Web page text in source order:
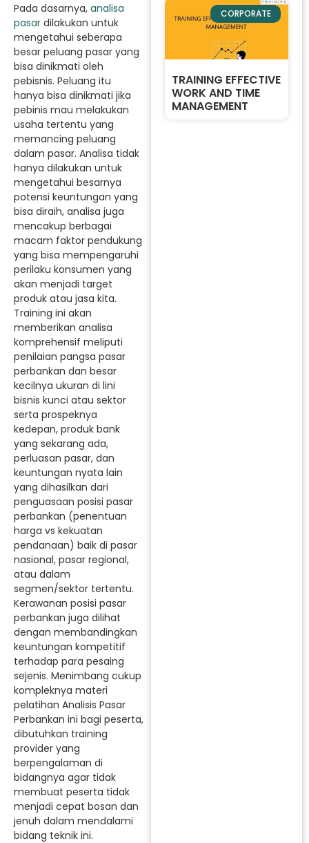
Pada dasarnya, analisa
pasar dilakukan untuk
mengetahui seberapa
besar peluang pasar yang
bisa dinikmati oleh
pebisnis. Peluang itu
hanya bisa dinikmati jika
pebinis mau melakukan
usaha tertentu yang
memancing peluang
dalam pasar. Analisa tidak
hanya dilakukan untuk
mengetahui besarnya
potensi keuntungan yang
bisa diraih, analisa juga
mencakup berbagai
macam faktor pendukung
yang bisa mempengaruhi
perilaku konsumen yang
akan menjadi target
produk atau jasa kita.
Training ini akan
memberikan analisa
komprehensif meliputi
penilaian pangsa pasar
perbankan dan besar
kecilnya ukuran di lini
bisnis kunci atau sektor
serta prospeknya
kedepan, produk bank
yang sekarang ada,
perluasan pasar, dan
keuntungan nyata lain
yang dihasilkan dari
penguasaan posisi pasar
perbankan (penentuan
harga vs kekuatan
pendanaan) baik di pasar
nasional, pasar regional,
atau dalam
segmen/sektor tertentu.
Kerawanan posisi pasar
perbankan juga dilihat
dengan membandingkan
keuntungan kompetitif
terhadap para pesaing
sejenis. Menimbang cukup
kompleknya materi
pelatihan Analisis Pasar
Perbankan ini bagi peserta,
dibutuhkan training
provider yang
berpengalaman di
bidangnya agar tidak
membuat peserta tidak
menjadi cepat bosan dan
jenuh dalam mendalami
bidang teknik ini.
CORPORATE
TRAINING EFFECTIVE
WORK AND TIME
MANAGEMENT